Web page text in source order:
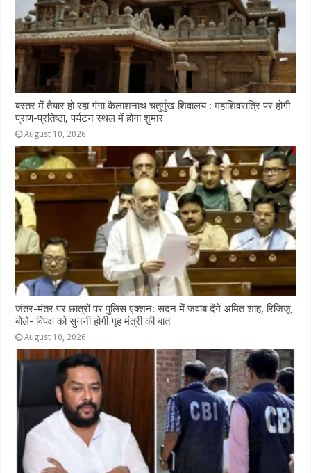
बस्तर में तैयार हो रहा गंगा कैलाशनाथ चतुर्मुख शिवालय : महाशिवरात्रि पर होगी
प्राण-प्रतिष्ठा, पर्यटन स्थल में होगा शुमार
August 10, 2026
जंतर-मंतर पर छात्रों पर पुलिस एक्शन: सदन में जवाब देंगे अमित शाह, रिजिजू
बोले- विपक्ष को सुननी होगी गृह मंत्री की बात
August 10, 2026